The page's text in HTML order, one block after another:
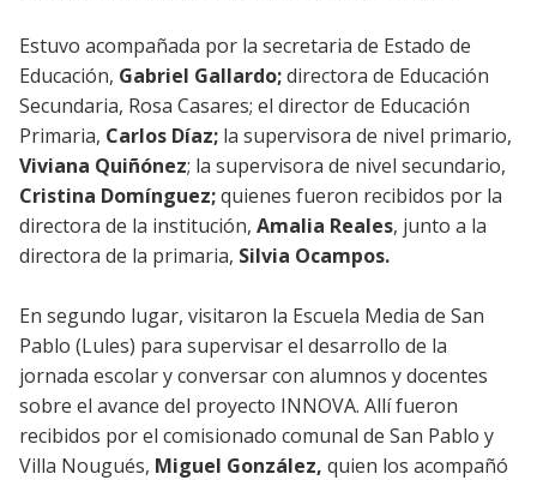
Estuvo acompañada por la secretaria de Estado de
Educación, Gabriel Gallardo;directora de Educación
Secundaria, Rosa Casares; el director de Educación
Primaria, Carlos Díaz; la supervisora de nivel primario,
Viviana Quiñónez; la supervisora de nivel secundario,
Cristina Domínguez;quienes fueron recibidos por la
directora de la institución, Amalia Reales, junto a la
directora de la primaria, Silvia Ocampos.
En segundo lugar, visitaron la Escuela Media de San
Pablo (Lules) para supervisar el desarrollo de la
jornada escolar y conversar con alumnos y docentes
sobre el avance del proyecto INNOVA. Allí fueron
recibidos por el comisionado comunal de San Pablo y
Villa Nougués, Miguel González, quien los acompañó